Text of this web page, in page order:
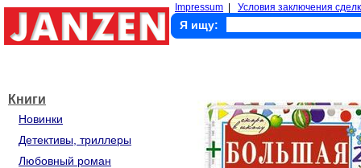
Impressum Условия заключения
Я ищу:
Книги
Новинки
Детективы, триллеры
Любовный роман